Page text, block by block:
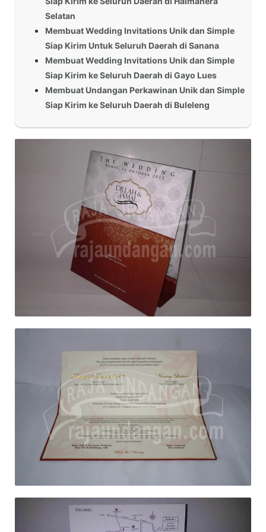
Selatan
Membuat Wedding Invitations Unik dan Simple
Siap Kirim Untuk Seluruh Daerah di Sanana
Membuat Wedding Invitations Unik dan Simple
Siap Kirim ke Seluruh Daerah di Gayo Lues
Membuat Undangan Perkawinan Unik dan Simple
Siap Kirim ke Seluruh Daerah di Buleleng